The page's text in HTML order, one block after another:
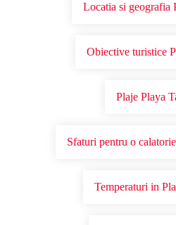
Locatia si geografia
Obiective turistice
Plaje Playa
Sfaturi pentru o
Temperaturi in